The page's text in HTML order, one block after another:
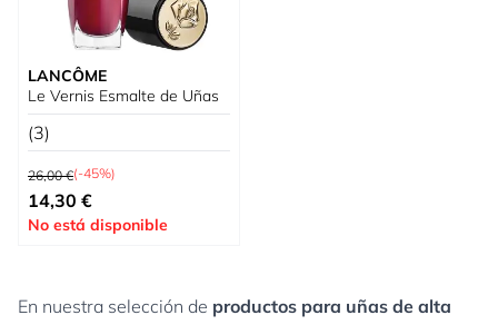
LANCÔME
Le Vernis Esmalte de Uñas
(3)
Precio habitual
26,00 €(-45%)
Tan bajo como
14,30 €
No está disponible
En nuestra selección de productos para uñas de alta